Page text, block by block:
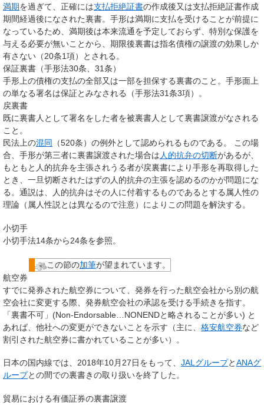
満期を過ぎて、正確には支払拒絶証書の作成後又は支払拒絶証書作成
期間経過後になされた裏書。手形は満期に支払を受けることが前提に
なっているため、満期後は本来流通を予定しておらず、特別な保護を
与える必要が無いことから、期限後裏書は指名債権の譲渡の効果しか
有さない（20条1項）とされる。
保証裏書（手形法30条、31条）
手形上の債権の支払の全部又は一部を担保する裏書のこと。手形面上
の単なる署名は保証とみなされる（手形法31条3項）。
戻裏書
既に裏書人として署名をした者を被裏書人として裏書譲渡がなされる
こと。
民法上の混同
（520条）の例外として認められるものである。 この場
合、手形が第三者に裏書譲渡された場合は人的抗弁の切断があるが、
もともと人的抗弁を主張されうる者が戻裏書により手形を再取得した
とき、一旦切断されたはずの人的抗弁の主張を認めるのかが問題にな
る。通説は、人的抗弁はその人に付着するものであるとする属人性の
理論（属人性説とは異なるので注意）によりこの問題を解決する。
小切手
小切手法14条から24条を参照。
この節の加筆が望まれています。
航空券
すでに発券された航空券について、発券を行った航空会社から別の航
空会社に変更する際、発券航空会社の承認を受ける手続きを指す。
「裏書不可」(Non-Endorsable…NONENDと略されることが多い) と
あれば、他社への変更ができないことを示す（主に、 格安航空券など
割引された航空券に書かれていることが多い）。
日本の国内線では、2018年10月27日をもって、 JALグループとANAグ
ループとの間での裏書きの取り扱いを終了した。
貿易における有価証券の裏書譲渡